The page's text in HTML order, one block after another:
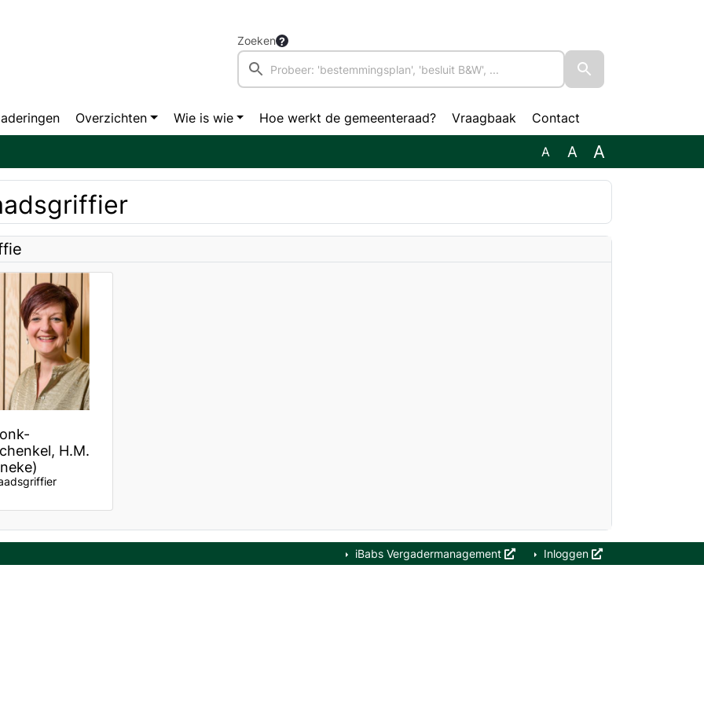
Zoeken
Overzichten Wie is wie Hoe werkt de gemeenteraad? Vraagbaak Contact
A A A
H.M.
iBabs Vergadermanagement Inloggen